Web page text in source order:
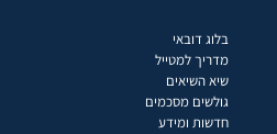
בלוג דובאי
מדריך למטייל
שיא השיאים
גולשים מסכמים
חדשות ומידע